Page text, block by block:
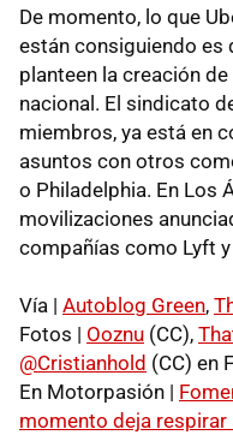
De momento, lo que
están consiguiendo es
planteen la creación
nacional. El sindicato
miembros, ya está en
asuntos con otros
o Philadelphia. En Los
movilizaciones
compañías como Lyft y
Vía | Autoblog Green,
Fotos | Ooznu (CC),
@Cristianhold (CC) en
En Motorpasión |
momento deja respirar